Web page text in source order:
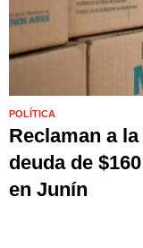
POLÍTICA
Reclaman a
deuda de
en Junín